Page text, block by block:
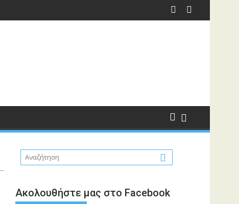
Ακολουθήστε μας στο Facebook